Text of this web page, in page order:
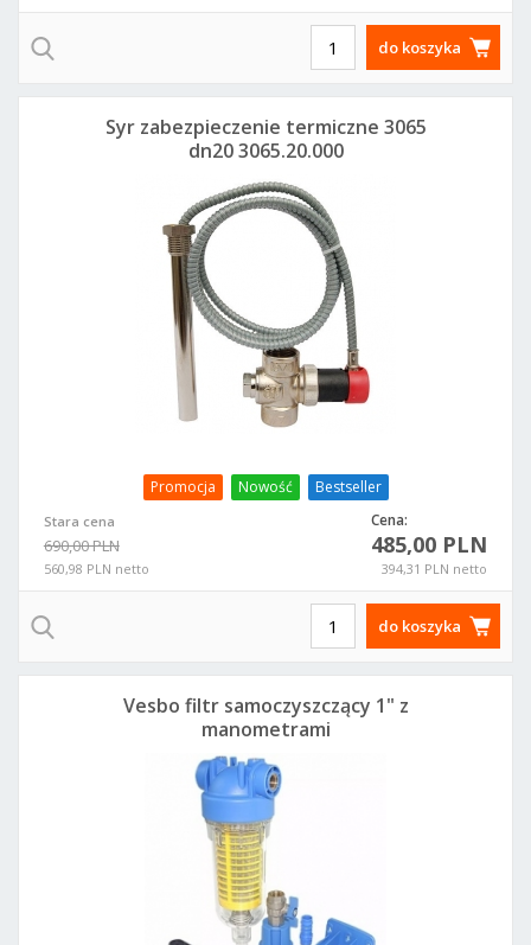
do koszyka
Promocja Nowość Bestseller
Stara cena
690,00 PLN
560,98 PLN netto
Cena:
485,00 PLN
394,31 PLN netto
Syr zabezpieczenie termiczne 3065
dn20 3065.20.000
do koszyka
Vesbo filtr samoczyszczący 1" z
manometrami